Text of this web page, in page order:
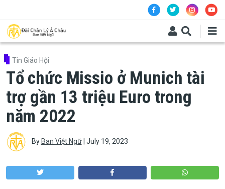
Tin Giáo Hội
Tổ chức Missio ở Munich tài
trợ gần 13 triệu Euro trong
năm 2022
By Ban Việt Ngữ| July 19, 2023